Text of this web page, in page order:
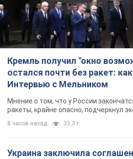
Кремль получил "окно
остался почти без ракет:
Интервью с Мельником
Мнение о том, что у России
ракеты, крайне опасно, подчеркнул
8 часов назад 33,3 т.
Украина заключила